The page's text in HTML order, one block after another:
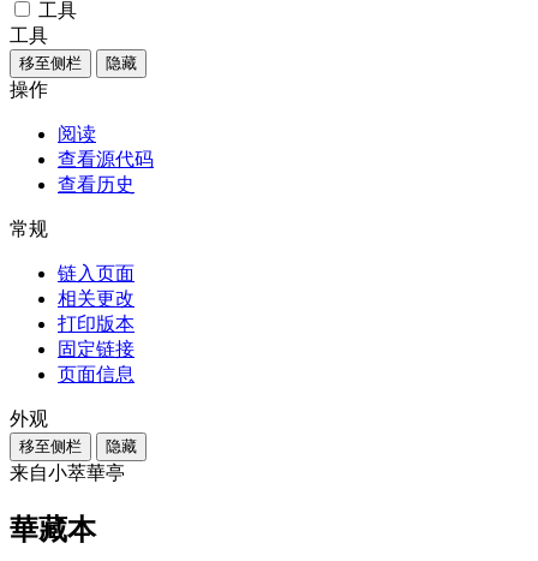
工具
工具
移至侧栏 隐藏
操作
阅读
查看源代码
查看历史
常规
链入页面
相关更改
打印版本
固定链接
页面信息
外观
移至侧栏 隐藏
来自小萃華亭
華藏本